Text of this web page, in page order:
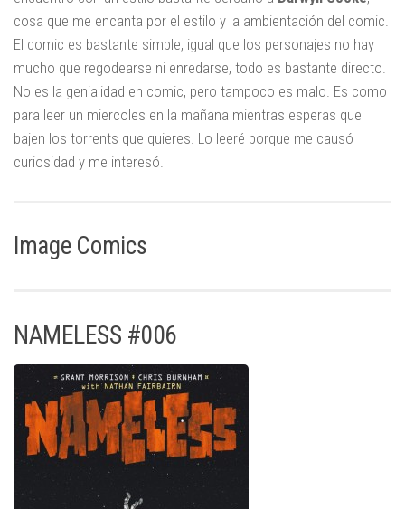
cosa que me encanta por el estilo y la ambientación del comic.
El comic es bastante simple, igual que los personajes no hay
mucho que regodearse ni enredarse, todo es bastante directo.
No es la genialidad en comic, pero tampoco es malo. Es como
para leer un miercoles en la mañana mientras esperas que
bajen los torrents que quieres. Lo leeré porque me causó
curiosidad y me interesó.
Image Comics
NAMELESS #006